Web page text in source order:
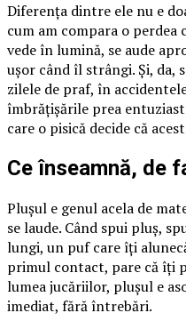
Diferența dintre ele nu e
cum am compara o perdea
vede în lumină, se aude
ușor când îl strângi. Și, da,
zilele de praf, în
îmbrățișările prea
care o pisică decide că
Ce înseamnă, de
Plușul e genul acela de
se laude. Când spui pluș,
lungi, un puf care îți
primul contact, pare că îți
lumea jucăriilor, plușul e
imediat, fără întrebări.